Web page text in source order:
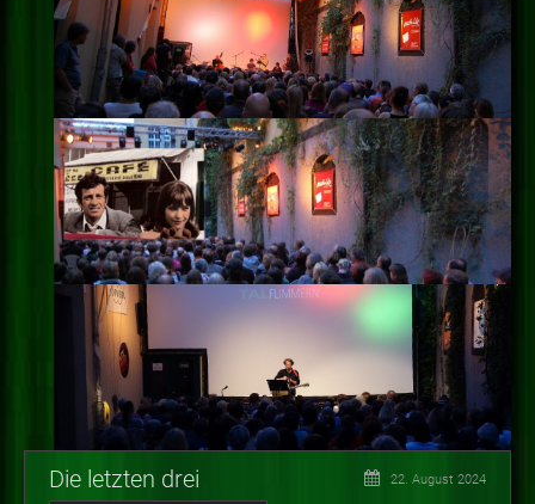
Die letzten drei 22. August 2024